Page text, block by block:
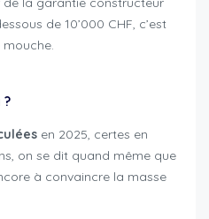
de 10’000 CHF, c’est
?
en 2025, certes en
on se dit quand même que
à convaincre la masse